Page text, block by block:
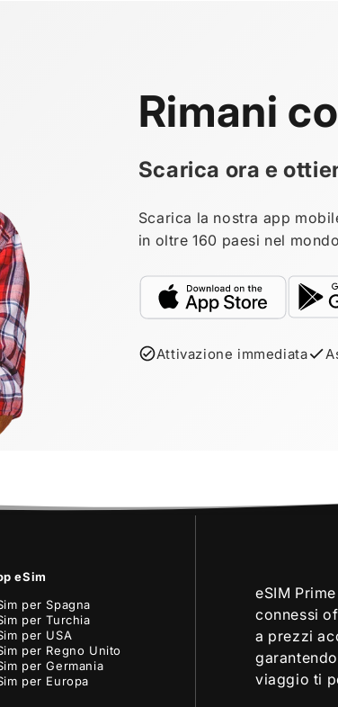
Rimani
Scarica ora e
Scarica la nostra app
in oltre 160 paesi nel
Attivazione immediata
eSim
per Spagna
per Turchia
per USA
per Regno Unito
per Germania
per Europa
eSIM
connessi
a prezzi
viaggio ti